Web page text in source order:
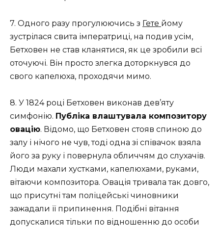
7. Одного разу прогулюючись з Гете йому
зустрілася свита імператриці, на подив усім,
Бетховен не став кланятися, як це зробили всі
оточуючі. Він просто злегка доторкнувся до
свого капелюха, проходячи мимо.
8. У 1824 році Бетховен виконав дев’яту
симфонію. Публіка влаштувала композитору
овацію. Відомо, що Бетховен стояв спиною до
залу і нічого не чув, тоді одна зі співачок взяла
його за руку і повернула обличчям до слухачів.
Люди махали хустками, капелюхами, руками,
вітаючи композитора. Овація тривала так довго,
що присутні там поліцейські чиновники
зажадали її припинення. Подібні вітання
допускалися тільки по відношенню до особи